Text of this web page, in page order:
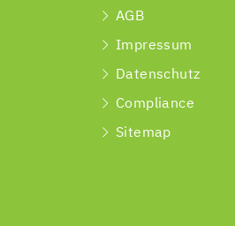
AGB
Impressum
Datenschutz
Compliance
Sitemap